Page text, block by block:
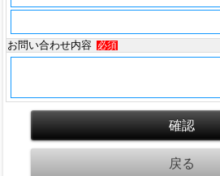
お問い合わせ内容
必須